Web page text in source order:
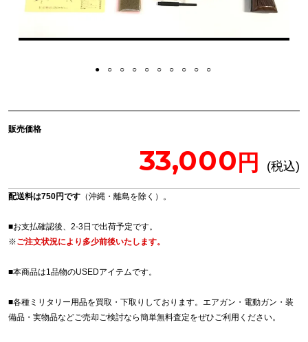
販売価格
33,000
配送料は750円です （沖縄・離島を除く）。
■お支払確認後、2-3日で出荷予定です。
※ご注文状況により多少前後いたします。
■本商品は1品物のUSEDアイテムです。
■各種ミリタリー用品を買取・下取りしております。エアガン・電動ガン・装
備品・実物品などご売却ご検討なら簡単無料査定をぜひご利用ください。